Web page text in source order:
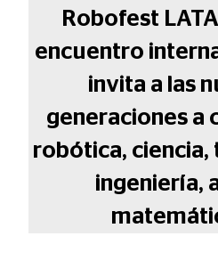
Robofest
encuentro
invita a las
generaciones a
robótica, ciencia,
ingeniería,